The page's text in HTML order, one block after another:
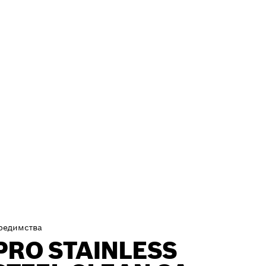
STAINLESS